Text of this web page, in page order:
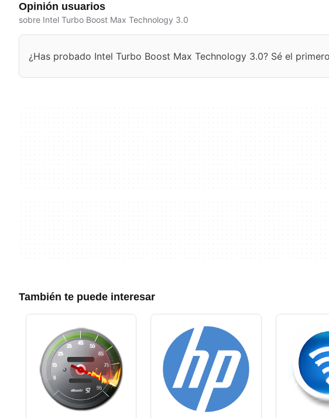
Opinión usuarios
sobre Intel Turbo Boost Max Technology 3.0
¿Has probado Intel Turbo Boost Max Technology 3.0? Sé el
También te puede interesar